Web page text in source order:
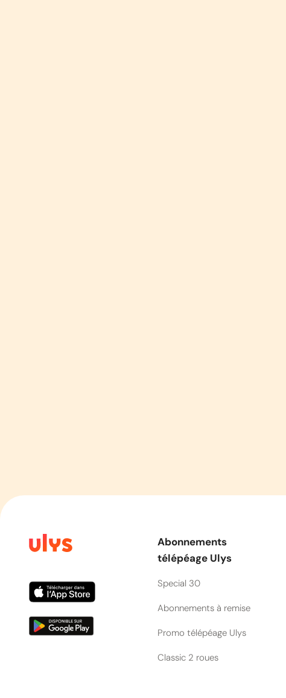
Abonnements
télépéage Ulys
Special 30
Abonnements à remise
Promo télépéage Ulys
Classic 2 roues